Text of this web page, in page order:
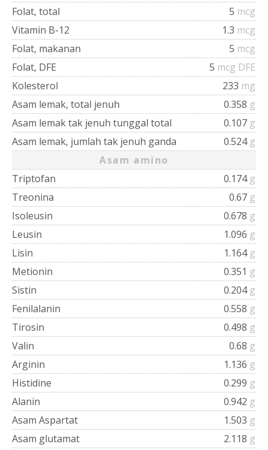
Folat, total
5 mcg
Vitamin B-12
1.3 mcg
Folat, makanan
5 mcg
Folat, DFE
5 mcg DFE
Kolesterol
233 mg
Asam lemak, total jenuh
0.358 g
Asam lemak tak jenuh tunggal total
0.107 g
Asam lemak, jumlah tak jenuh ganda
0.524 g
Asam amino
Triptofan
0.174 g
Treonina
0.67 g
Isoleusin
0.678 g
Leusin
1.096 g
Lisin
1.164 g
Metionin
0.351 g
Sistin
0.204 g
Fenilalanin
0.558 g
Tirosin
0.498 g
Valin
0.68 g
Arginin
1.136 g
Histidine
0.299 g
Alanin
0.942 g
Asam Aspartat
1.503 g
Asam glutamat
2.118 g